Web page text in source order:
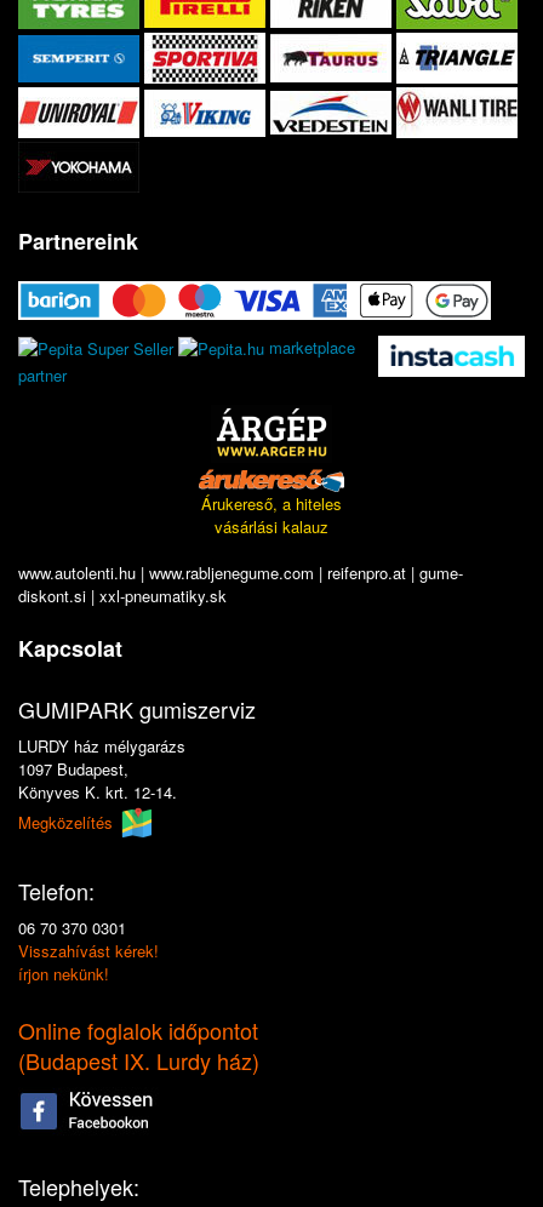
Partnereink
marketplace
partner
Árukereső, a hiteles
vásárlási kalauz
www.autolenti.hu | www.rabljenegume.com | reifenpro.at | gume-
diskont.si | xxl-pneumatiky.sk
Kapcsolat
GUMIPARK gumiszerviz
LURDY ház mélygarázs
1097 Budapest,
Könyves K. krt. 12-14.
Megközelítés
Telefon:
06 70 370 0301
Visszahívást kérek!
írjon nekünk!
Online foglalok időpontot
(Budapest IX. Lurdy ház)
Telephelyek: